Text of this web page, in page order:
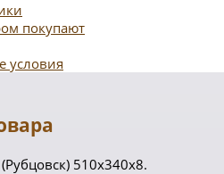
покупают
условия
510х340х8.